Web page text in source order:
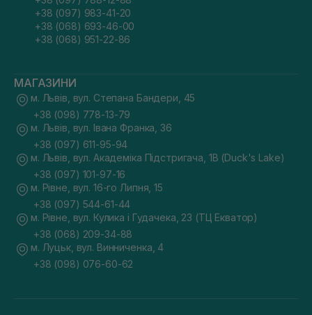
+38 (097) 983-41-20
+38 (068) 693-46-00
+38 (068) 951-22-86
МАГАЗИНИ
м. Львів, вул. Степана Бандери, 45
+38 (098) 778-13-79
м. Львів, вул. Івана Франка, 36
+38 (097) 611-95-94
м. Львів, вул. Академіка Підстригача, 1В (Duck's Lake)
+38 (097) 101-97-16
м. Рівне, вул. 16-го Липня, 15
+38 (097) 544-61-44
м. Рівне, вул. Кулика і Гудачека, 23 (ТЦ Екватор)
+38 (068) 209-34-88
м. Луцьк, вул. Винниченка, 4
+38 (098) 076-60-62